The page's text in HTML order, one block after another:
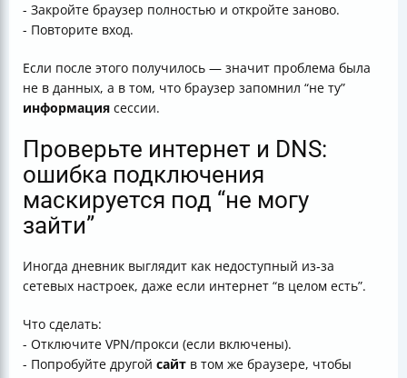
- Закройте браузер полностью и откройте заново.
- Повторите вход.
Если после этого получилось — значит проблема была
не в данных, а в том, что браузер запомнил “не ту”
информация сессии.
Проверьте интернет и DNS:
ошибка подключения
маскируется под “не могу
зайти”
Иногда дневник выглядит как недоступный из‑за
сетевых настроек, даже если интернет “в целом есть”.
Что сделать:
- Отключите VPN/прокси (если включены).
- Попробуйте другой сайт в том же браузере, чтобы